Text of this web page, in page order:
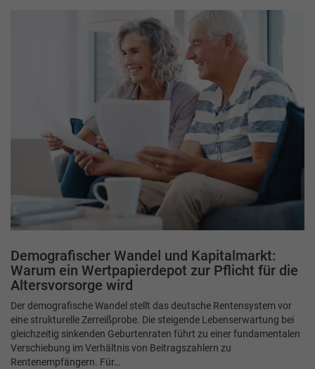
Demografischer Wandel und Kapitalmarkt:
Warum ein Wertpapierdepot zur Pflicht für die
Altersvorsorge wird
Der demografische Wandel stellt das deutsche Rentensystem vor
eine strukturelle Zerreißprobe. Die steigende Lebenserwartung bei
gleichzeitig sinkenden Geburtenraten führt zu einer fundamentalen
Verschiebung im Verhältnis von Beitragszahlern zu
Rentenempfängern. Für…